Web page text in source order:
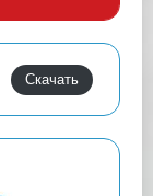
Скачать